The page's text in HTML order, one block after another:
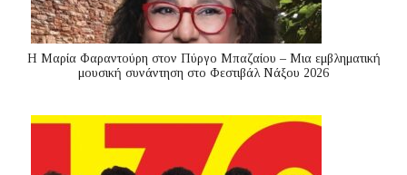
Η Μαρία Φαραντούρη στον Πύργο Μπαζαίου – Μια εμβληματική
μουσική συνάντηση στο Φεστιβάλ Νάξου 2026